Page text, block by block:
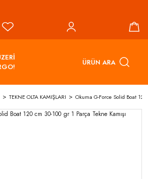
ÜRÜN ARA
TEKNE OLTA KAMIŞLARI Okuma G-Force Solid Boat 120